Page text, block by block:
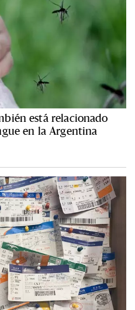
está relacionado
en la Argentina